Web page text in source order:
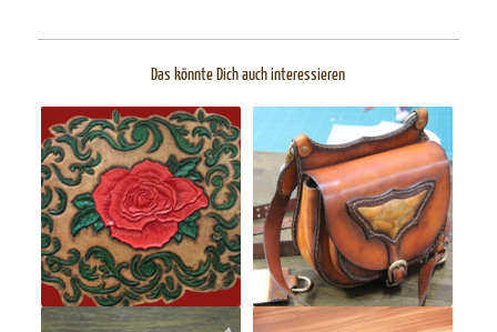
Das könnte Dich auch interessieren